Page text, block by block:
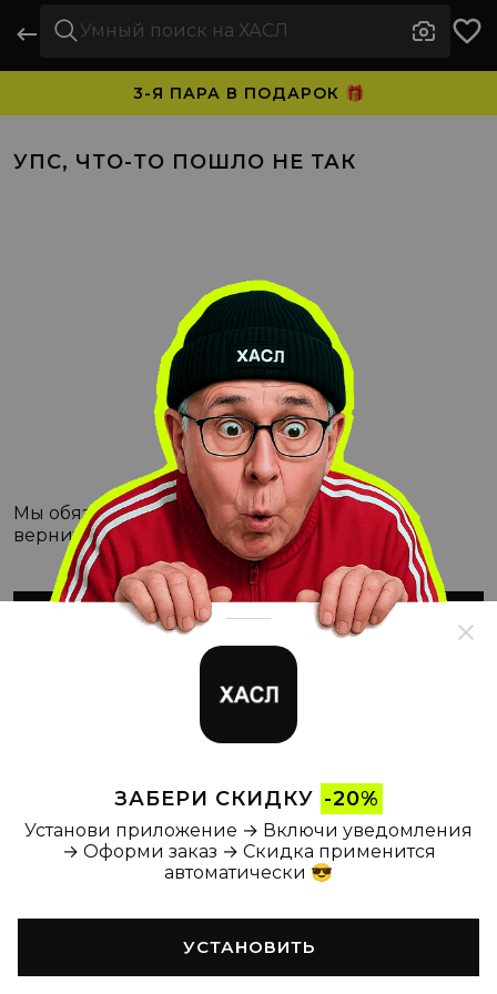
ЗАБЕРИ СКИДКУ -20%
Установи приложение → Включи уведомления
→ Оформи заказ → Скидка применится
автоматически 😎
УСТАНОВИТЬ
3-Я ПАРА В ПОДАРОК 🎁
УПС, ЧТО-ТО ПОШЛО НЕ ТАК
Мы обязательно с этим разберёмся, а пока
вернитесь на Главную
ВЕРНУТЬСЯ НА ГЛАВНУЮ
Главная Каталог Корзина Новости Профиль